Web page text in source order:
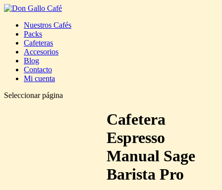
Nuestros Cafés
Packs
Cafeteras
Accesorios
Blog
Contacto
Mi cuenta
Seleccionar página
Cafetera
Espresso
Manual Sage
Barista Pro